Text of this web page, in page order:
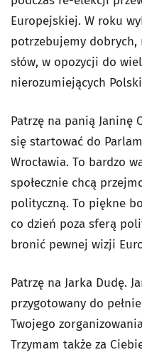
Europejskiej. W roku
potrzebujemy
słów, w opozycji do
nierozumiejących
Patrzę na panią Janinę
się startować do
Wrocławia. To bardzo
społecznie chcą
polityczną. To piękne
co dzień poza sferą
bronić pewnej wizji
Patrzę na Jarka Dudę.
przygotowany do
Twojego
Trzymam także za